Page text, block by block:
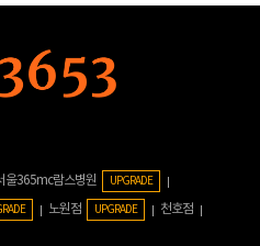
울365mc람스병원 UPGRADE
노원점 UPGRADE
천호점